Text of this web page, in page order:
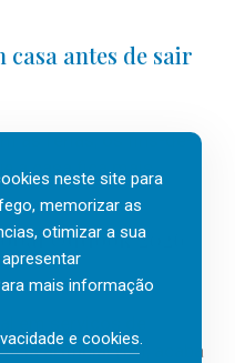
casa antes de sair
as férias, os fins-de-
a casa fica mais
Outlook 2026
em serviços de
artificial (IA), acaba
neste site para
memorizar as
otimizar a sua
mais informação
e cookies.